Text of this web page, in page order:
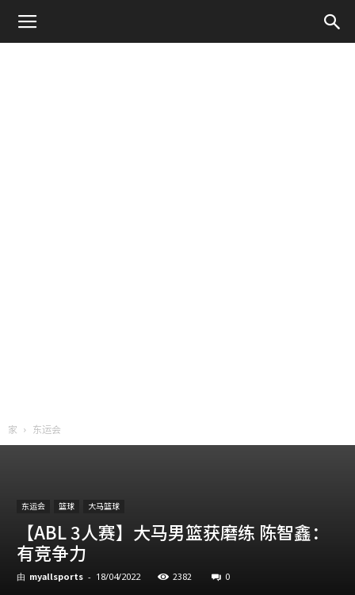
家 东运会
东运会 篮球 大马篮球
【ABL 3人赛】大马男篮获磨练 陈智鑫：
有竞争力
由 myallsports - 18/04/2022 2382 0